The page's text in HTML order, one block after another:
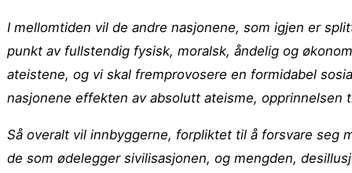
I mellomtiden vil de andre nasjonene, som igjen er
punkt av fullstendig fysisk, moralsk, åndelig og
ateistene, og vi skal fremprovosere en formidabel
nasjonene effekten av absolutt ateisme, opprinnelsen
Så overalt vil innbyggerne, forpliktet til å forsvare
de som ødelegger sivilisasjonen, og mengden,